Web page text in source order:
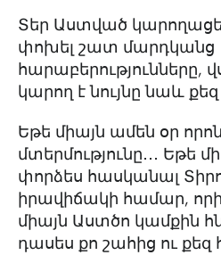
Տեր Աստված
փոխել շատ մարդկանց
հարաբերությունները,
կարող է նույնը նաև
Եթե միայն ամեն օր
մտերմությունը․․․ Եթե
փորձես հասկանալ
իրավիճակի համար,
միայն Աստծո կամքին
դասես քո շահից ու